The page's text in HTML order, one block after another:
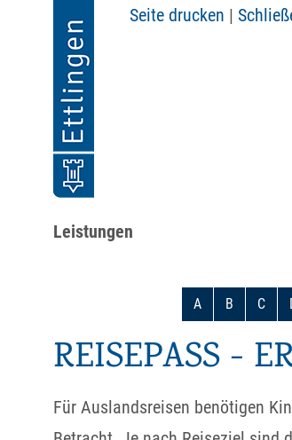
Seite drucken |
Leistungen
A B C
REISEPASS -
Für Auslandsreisen benötigen